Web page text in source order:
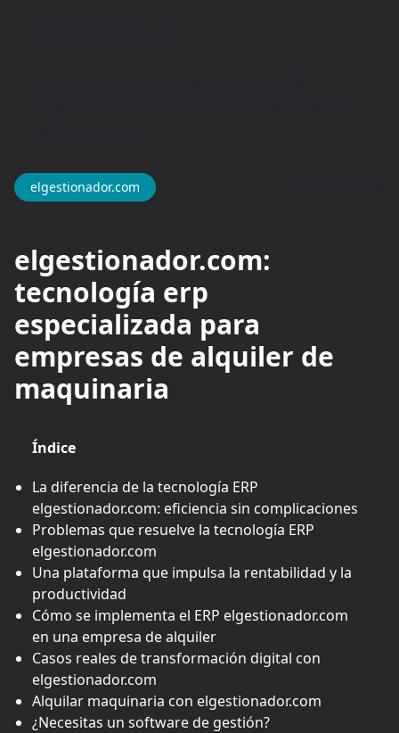
elgestionador.com
elgestionador.com:
tecnología erp
especializada para
empresas de alquiler de
maquinaria
Índice
La diferencia de la tecnología ERP
elgestionador.com: eficiencia sin complicaciones
Problemas que resuelve la tecnología ERP
elgestionador.com
Una plataforma que impulsa la rentabilidad y la
productividad
Cómo se implementa el ERP elgestionador.com
en una empresa de alquiler
Casos reales de transformación digital con
elgestionador.com
Alquilar maquinaria con elgestionador.com
¿Necesitas un software de gestión?